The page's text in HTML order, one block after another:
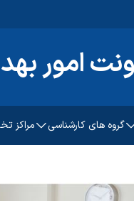
امور
گروه های کارشناسی
سلامت جمعیت، خانواده و
مراکز